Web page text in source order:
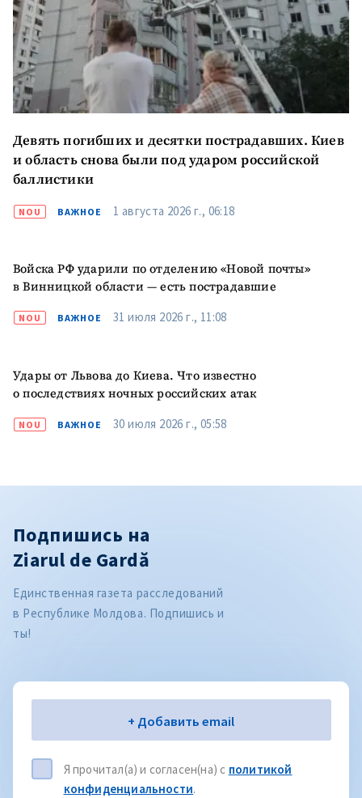
Девять погибших и десятки пострадавших. Киев
и область снова были под ударом российской
баллистики
NOU ВАЖНОЕ 1 августа 2026 г., 06:18
Войска РФ ударили по отделению «Новой почты»
в Винницкой области — есть пострадавшие
NOU ВАЖНОЕ 31 июля 2026 г., 11:08
Удары от Львова до Киева. Что известно
о последствиях ночных российских атак
NOU ВАЖНОЕ 30 июля 2026 г., 05:58
Подпишись на
Ziarul de Gardă
Единственная газета расследований
в Республике Молдова. Подпишись и
ты!
Электронная почта+ Добавить email
Я прочитал(а) и согласен(на) с политикой
конфиденциальности.